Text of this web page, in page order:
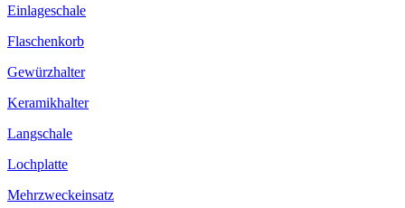
Einlageschale
Flaschenkorb
Gewürzhalter
Keramikhalter
Langschale
Lochplatte
Mehrzweckeinsatz